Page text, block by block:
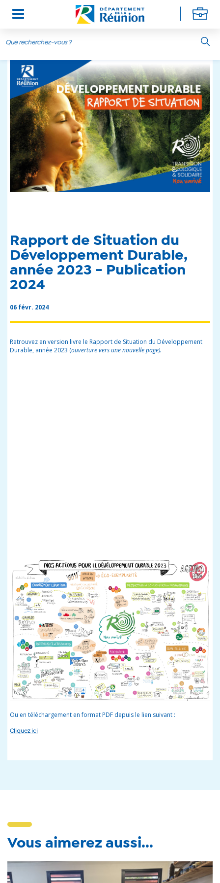
Rapport de Situation du
Développement Durable,
année 2023 - Publication
2024
06 févr. 2024
Retrouvez en version livre le Rapport de Situation du Développement
Durable, année 2023 (ouverture vers une nouvelle page).
Ou en téléchargement en format PDF depuis le lien suivant :
Cliquez ici
Vous aimerez aussi...